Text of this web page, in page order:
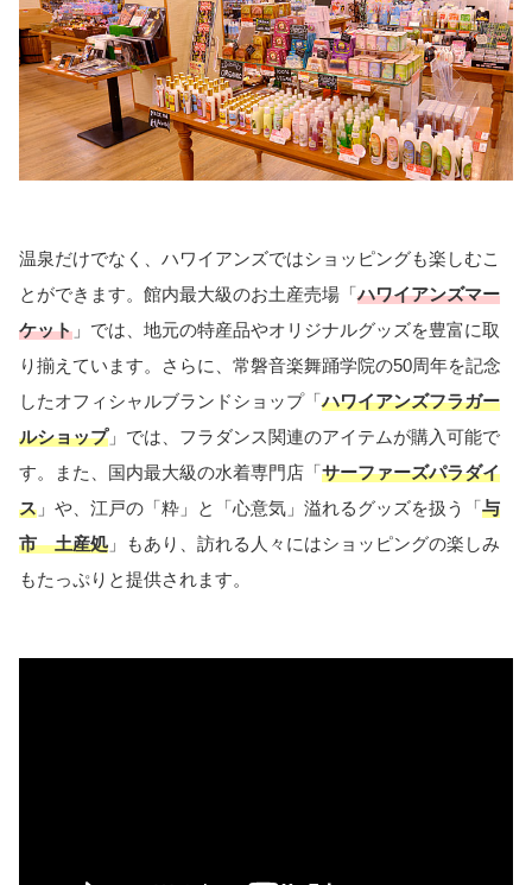
温泉だけでなく、ハワイアンズではショッピングも楽しむこ
とができます。館内最大級のお土産売場「ハワイアンズマー
ケット 」では、地元の特産品やオリジナルグッズを豊富に取
り揃えています。さらに、常磐音楽舞踊学院の50周年を記念
したオフィシャルブランドショップ「ハワイアンズフラガー
ルショップ」では、フラダンス関連のアイテムが購入可能で
す。また、国内最大級の水着専門店「サーファーズパラダイ
ス 」や、江戸の「粋」と「心意気」溢れるグッズを扱う「与
市 土産処 」もあり、訪れる人々にはショッピングの楽しみ
もたっぷりと提供されます。